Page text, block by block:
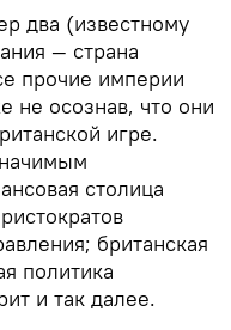
два (известному
— страна
прочие империи
не осознав, что они
игре.
столица
британская
политика
и так далее.